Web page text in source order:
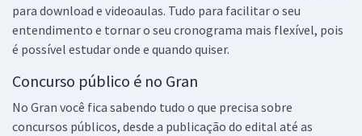
para download e videoaulas. Tudo para facilitar o seu
entendimento e tornar o seu cronograma mais flexível, pois
é possível estudar onde e quando quiser.
Concurso público é no Gran
No Gran você fica sabendo tudo o que precisa sobre
concursos públicos, desde a publicação do edital até as